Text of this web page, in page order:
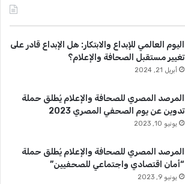
اليوم العالمي للإبداع والابتكار: هل الإبداع قادر على
تغيير مستقبل الصحافة والإعلام؟
أبريل 21, 2024
المرصد المصري للصحافة والإعلام يُطلق حملة
تدوين عن يوم الصحفي المصري 2023
يونيو 10, 2023
المرصد المصري للصحافة والإعلام يُطلق حملة
“أمان اقتصادي واجتماعي للصحفيين”
يونيو 9, 2023